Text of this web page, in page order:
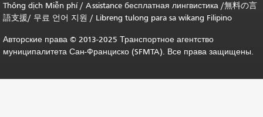
Thông dịch Miễn phí/ Assistance бесплатная лингвистика /無料の言
語支援/ 무료 언어 지원 / Libreng tulong para sa wikang Filipino
Авторские права © 2013-2025 Транспортное агентство
муниципалитета Сан-Франциско (SFMTA). Все права защищены.